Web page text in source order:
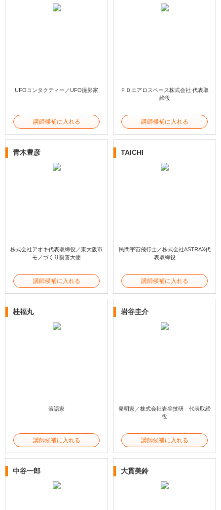
UFOコンタクティー／UFO撮影家
講師候補に入れる
ＰＤエアロスペース株式会社 代表取
締役
講師候補に入れる
青木豊彦
株式会社アオキ代表取締役／東大阪市
モノづくり親善大使
講師候補に入れる
TAICHI
民間宇宙飛行士／株式会社ASTRAX代
表取締役
講師候補に入れる
桂福丸
落語家
講師候補に入れる
岩谷圭介
発明家／株式会社岩谷技研 代表取締
役
講師候補に入れる
中谷一郎 大貫美鈴